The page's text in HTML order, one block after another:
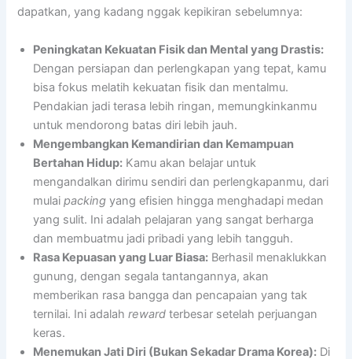
dapatkan, yang kadang nggak kepikiran sebelumnya:
Peningkatan Kekuatan Fisik dan Mental yang Drastis:
Dengan persiapan dan perlengkapan yang tepat, kamu
bisa fokus melatih kekuatan fisik dan mentalmu.
Pendakian jadi terasa lebih ringan, memungkinkanmu
untuk mendorong batas diri lebih jauh.
Mengembangkan Kemandirian dan Kemampuan
Bertahan Hidup: Kamu akan belajar untuk
mengandalkan dirimu sendiri dan perlengkapanmu, dari
mulaipacking yang efisien hingga menghadapi medan
yang sulit. Ini adalah pelajaran yang sangat berharga
dan membuatmu jadi pribadi yang lebih tangguh.
Rasa Kepuasan yang Luar Biasa: Berhasil menaklukkan
gunung, dengan segala tantangannya, akan
memberikan rasa bangga dan pencapaian yang tak
ternilai. Ini adalahreward terbesar setelah perjuangan
keras.
Menemukan Jati Diri (Bukan Sekadar Drama Korea): Di